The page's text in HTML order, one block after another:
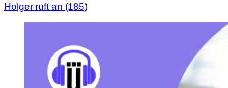
Holger ruft an (185)